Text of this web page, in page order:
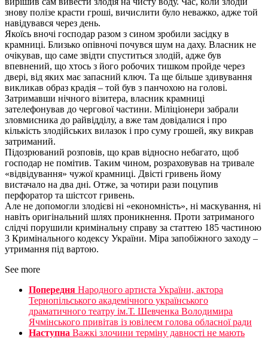
знову полізе красти гроші, вичислити було неважко, адже той
навідувався через день.
Якоїсь вночі господар разом з сином зробили засідку в
крамниці. Близько опівночі почувся шум на даху. Власник не
очікував, що саме звідти спуститься злодій, адже був
впевнений, що хтось з його робочих тишком пройде через
двері, від яких має запасний ключ. Та ще більше здивування
викликав образ крадія – той був з панчохою на голові.
Затримавши нічного візитера, власник крамниці
зателефонував до чергової частини. Міліціонери забрали
зловмисника до райвідділу, а вже там довідалися і про
кількість злодійських вилазок і про суму грошей, яку викрав
затриманий.
Підозрюваний розповів, що крав відносно небагато, щоб
господар не помітив. Таким чином, розраховував на тривале
«відвідування» чужої крамниці. Двісті гривень йому
вистачало на два дні. Отже, за чотири рази поцупив
перфоратор та шістсот гривень.
Але не допомогли злодієві ні «економність», ні маскування, ні
навіть оригінальний шлях проникнення. Проти затриманого
слідчі порушили кримінальну справу за статтею 185 частиною
3 Кримінального кодексу України. Міра запобіжного заходу –
утримання під вартою.
See more
Попередня Народного артиста України, актора
Тернопільського академічного українського
драматичного театру ім.Т. Шевченка Володимира
Ячмінського привітав із ювілеєм голова обласної ради
Наступна Важкі злочини терміну давності не мають